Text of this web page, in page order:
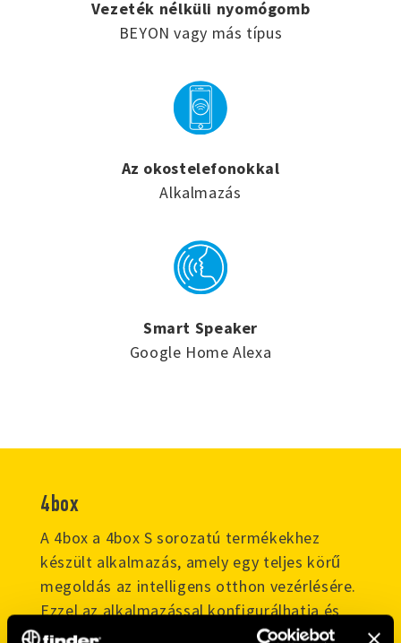
Vezeték nélküli nyomógomb
BEYON vagy más típus
Az okostelefonokkal
Alkalmazás
Smart Speaker
Google Home Alexa
4box
A 4box a 4box S sorozatú termékekhez
készült alkalmazás, amely egy teljes körű
megoldás az intelligens otthon vezérlésére.
Ezzel az alkalmazással konfigurálhatja és
vezérelheti az eszközöket, rutinokat hozhat